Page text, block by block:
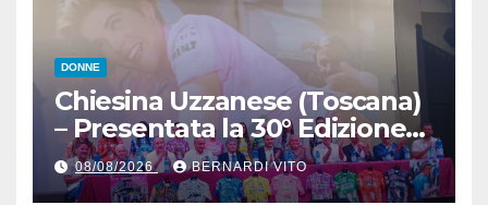
DONNE
Chiesina Uzzanese (Toscana)
– Presentata la 30° Edizione
del Giro della Toscana
Femminile : Si disputerà dal
08/08/2026 BERNARDI VITO